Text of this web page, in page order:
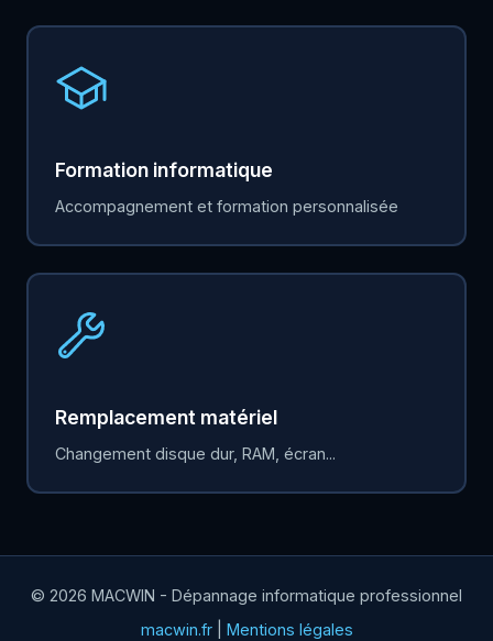
Formation informatique
Accompagnement et formation personnalisée
Remplacement matériel
Changement disque dur, RAM, écran...
© 2026 MACWIN - Dépannage informatique professionnel
macwin.fr| Mentions légales